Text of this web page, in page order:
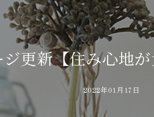
更新【住み心地が
2022年01月17日